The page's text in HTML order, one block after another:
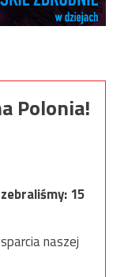
Polonia!
zebraliśmy:15
naszej